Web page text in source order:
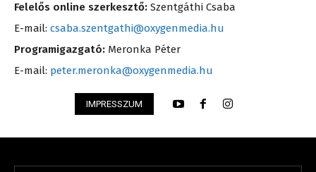
Felelős online szerkesztő: Szentgáthi Csaba
E-mail: csaba.szentgathi@oxygenmedia.hu
Programigazgató: Meronka Péter
E-mail: peter.meronka@oxygenmedia.hu
IMPRESSZUM